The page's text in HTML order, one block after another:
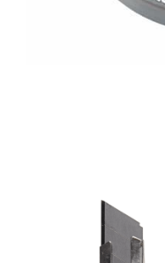
333 桃園市亀山区